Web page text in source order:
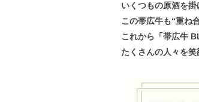
いくつもの原酒を
この帯広牛も“重ね
これから「帯広牛
たくさんの人々を笑